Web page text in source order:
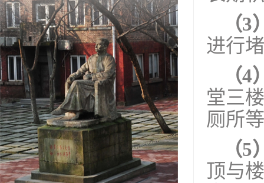
（3
进行
（4
堂三
厕所
（5
顶与